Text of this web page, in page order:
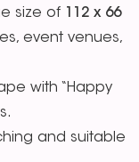
size of 112 x 66
event venues,
with “Happy
and suitable